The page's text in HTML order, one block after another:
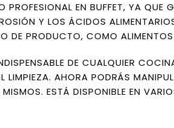
PROFESIONAL EN BUFFET, YA QUE
Y LOS ÁCIDOS
DE PRODUCTO, COMO
DE CUALQUIER
LIMPIEZA. AHORA PODRÁS
ESTÁ DISPONIBLE EN